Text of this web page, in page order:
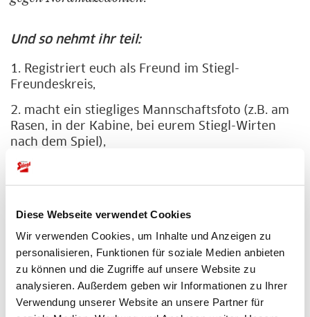
Diese Webseite verwendet Cookies
Wir verwenden Cookies, um Inhalte und Anzeigen zu
personalisieren, Funktionen für soziale Medien anbieten
zu können und die Zugriffe auf unsere Website zu
analysieren. Außerdem geben wir Informationen zu Ihrer
Verwendung unserer Website an unsere Partner für
Und so nehmt ihr teil:
1. Registriert euch als Freund im Stiegl-
Freundeskreis,
2. macht ein stiegliges Mannschaftsfoto (z.B. am
Rasen, in der Kabine, bei eurem Stiegl-Wirten
nach dem Spiel),
3. ladet euer Foto über die Uploadfunktion hoch
Diese Preise könnt ihr gewinnen:
Wir verlosen jede Woche 5x 3 Kisten Stiegl-Kabinenbier an
Österreichs Hobby- und Amateurmannschaften.
Unter allen Fotos der Vorwoche ziehen wir jeden Mittwoch
die fünf Gewinnerteams. Am Ende des